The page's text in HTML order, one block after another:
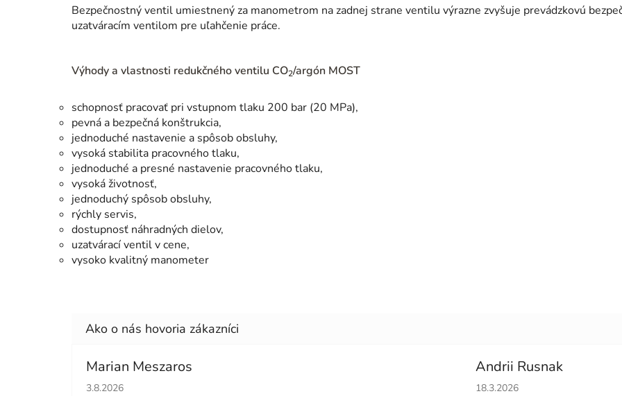
Bezpečnostný ventil umiestnený za manometrom na zadnej strane ventilu výrazne zvyšuje prevádzkovú
uzatváracím ventilom pre uľahčenie práce.
Výhody a vlastnosti redukčného ventilu CO2/argón MOST
schopnosť pracovať pri vstupnom tlaku 200 bar (20 MPa),
pevná a bezpečná konštrukcia,
jednoduché nastavenie a spôsob obsluhy,
vysoká stabilita pracovného tlaku,
jednoduché a presné nastavenie pracovného tlaku,
vysoká životnosť,
jednoduchý spôsob obsluhy,
rýchly servis,
dostupnosť náhradných dielov,
uzatvárací ventil v cene,
vysoko kvalitný manometer
Marian Meszaros
Hodnotenie obchodu je 5 z 5 hviezdičiek.
3.8.2026
Andrii Rusnak
Hodnotenie obchodu je 5 z 5
18.3.2026